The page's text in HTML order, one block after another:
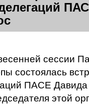
сессии
состоялась
ПАСЕ
этой